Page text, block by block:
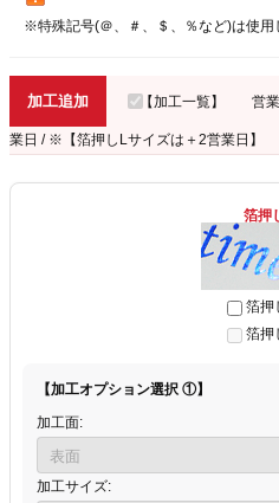
※特殊記号(＠、＃、＄、％など)は使用
加工追加 【加工一覧】 営
業日 / ※【箔押しLサイズは＋2営業日】
箔押
箔
箔
【加工オプション選択 ①】
加工面:
加工サイズ: